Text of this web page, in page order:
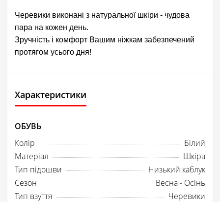
Черевики виконані з натуральної шкіри - чудова
пара на кожен день.
Зручність і комфорт Вашим ніжкам забезпечений
протягом усього дня!
Характеристики
ОБУВЬ
Колір
Білий
Матеріал
Шкіра
Тип підошви
Низький каблук
Сезон
Весна - Осінь
Тип взуття
Черевики